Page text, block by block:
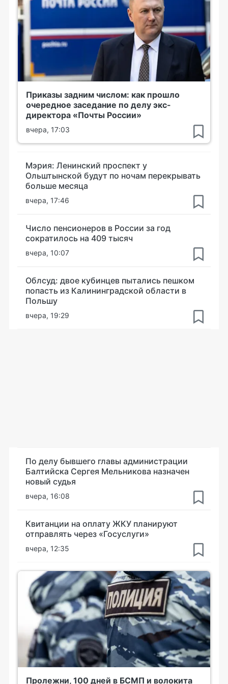
Приказы задним числом: как прошло
очередное заседание по делу экс-
директора «Почты России»
вчера, 17:03
Мэрия: Ленинский проспект у
Ольштынской будут по ночам перекрывать
больше месяца
вчера, 17:46
Число пенсионеров в России за год
сократилось на 409 тысяч
вчера, 10:07
Облсуд: двое кубинцев пытались пешком
попасть из Калининградской области в
Польшу
вчера, 19:29
По делу бывшего главы администрации
Балтийска Сергея Мельникова назначен
новый судья
вчера, 16:08
Квитанции на оплату ЖКУ планируют
отправлять через «Госуслуги»
вчера, 12:35
Пролежни, 100 дней в БСМП и волокита